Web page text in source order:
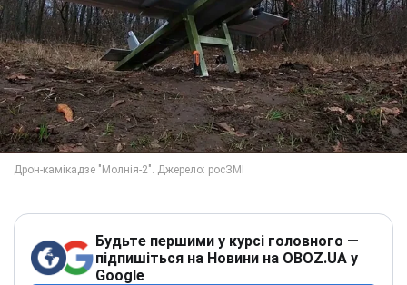
Будьте першими у курсі головного —
підпишіться на Новини на OBOZ.UA у
Google